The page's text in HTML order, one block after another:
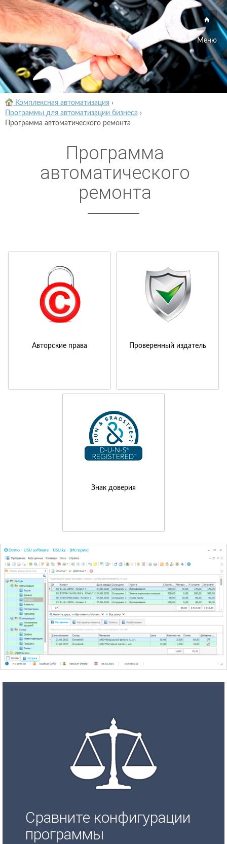
Меню
Комплексная автоматизация ›
Программы для автоматизации бизнеса ›
Программа автоматического ремонта
Программа
автоматического
ремонта
Авторские права Проверенный издатель
Знак доверия
Сравните конфигурации
программы